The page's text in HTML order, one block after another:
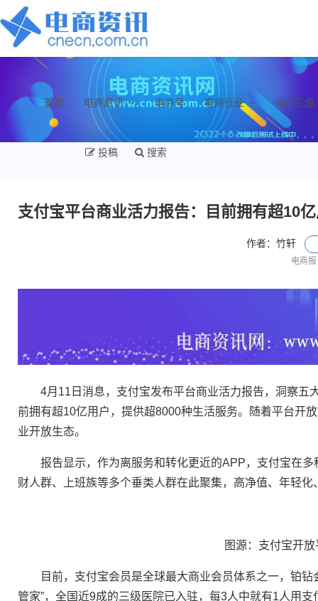
首页 电商资讯 电商号 电商行业 电商汇总
投稿 搜索
支付宝平台商业活力报告：目前拥有超10
作者：竹轩
电商报
4月11日消息，支付宝发布平台商业活力报告，洞察五
前拥有超10亿用户，提供超8000种生活服务。随着平台开
业开放生态。
报告显示，作为离服务和转化更近的APP，支付宝在多
财人群、上班族等多个垂类人群在此聚集，高净值、年轻
图源：支付宝开
目前，支付宝会员是全球最大商业会员体系之一，铂钻
管家”，全国近9成的三级医院已入驻，每3人中就有1人用